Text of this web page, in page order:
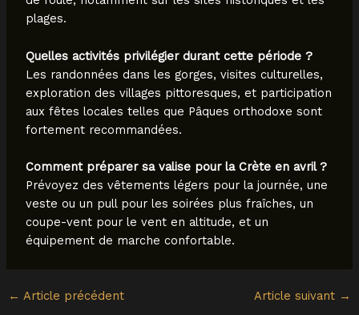
plages.
Quelles activités privilégier durant cette période ?
Les randonnées dans les gorges, visites culturelles,
exploration des villages pittoresques, et participation
aux fêtes locales telles que Pâques orthodoxe sont
fortement recommandées.
Comment préparer sa valise pour la Crète en avril ?
Prévoyez des vêtements légers pour la journée, une
veste ou un pull pour les soirées plus fraîches, un
coupe-vent pour le vent en altitude, et un
équipement de marche confortable.
← Article précédent Article suivant →